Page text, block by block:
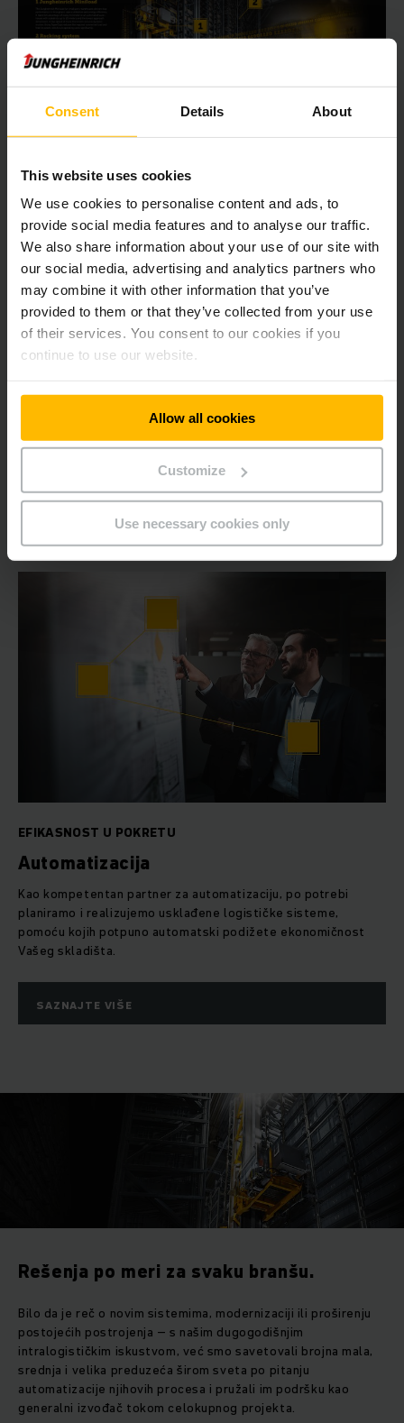
Consent Details About
This website uses cookies
We use cookies to personalise content and ads, to
provide social media features and to analyse our traffic.
We also share information about your use of our site with
our social media, advertising and analytics partners who
may combine it with other information that you’ve
provided to them or that they’ve collected from your use
of their services. You consent to our cookies if you
continue to use our website.
Allow all cookies
Customize
Use necessary cookies only
Savršena interakcija u automatskom
skladištu malih delova
Infografika detaljno prikazuje ono što je važno, tako
da su sve komponente u automatskom skladištu malih
delova optimalno međusobno usklađene.
SAZNAJTE VIŠE
Automatizacija
EFIKASNOST U POKRETU
Automatizacija
Kao kompetentan partner za automatizaciju, po potrebi
planiramo i realizujemo usklađene logističke sisteme,
pomoću kojih potpuno automatski podižete ekonomičnost
Vašeg skladišta.
SAZNAJTE VIŠE
Rešenja po meri za svaku branšu.
Bilo da je reč o novim sistemima, modernizaciji ili proširenju
postojećih postrojenja – s našim dugogodišnjim
intralogističkim iskustvom, već smo savetovali brojna mala,
srednja i velika preduzeća širom sveta po pitanju
automatizacije njihovih procesa i pružali im podršku kao
generalni izvođač tokom celokupnog projekta.